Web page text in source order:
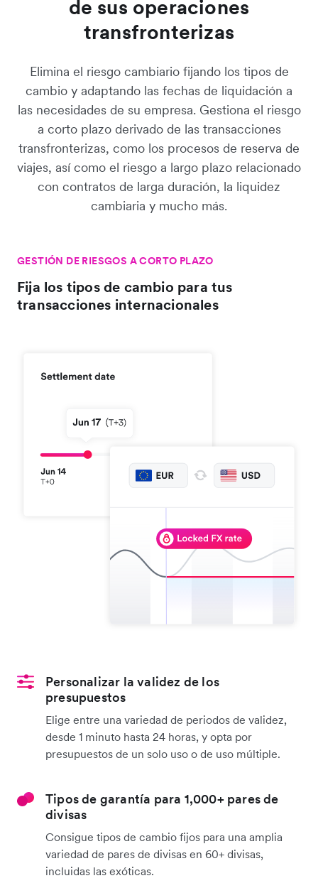
de sus operaciones
transfronterizas
Elimina el riesgo cambiario fijando los tipos de
cambio y adaptando las fechas de liquidación a
las necesidades de su empresa. Gestiona el riesgo
a corto plazo derivado de las transacciones
transfronterizas, como los procesos de reserva de
viajes, así como el riesgo a largo plazo relacionado
con contratos de larga duración, la liquidez
cambiaria y mucho más.
GESTIÓN DE RIESGOS A CORTO PLAZO
Fija los tipos de cambio para tus
transacciones internacionales
Personalizar la validez de los
presupuestos
Elige entre una variedad de periodos de validez,
desde 1 minuto hasta 24 horas, y opta por
presupuestos de un solo uso o de uso múltiple.
Tipos de garantía para 1,000+ pares de
divisas
Consigue tipos de cambio fijos para una amplia
variedad de pares de divisas en 60+ divisas,
incluidas las exóticas.